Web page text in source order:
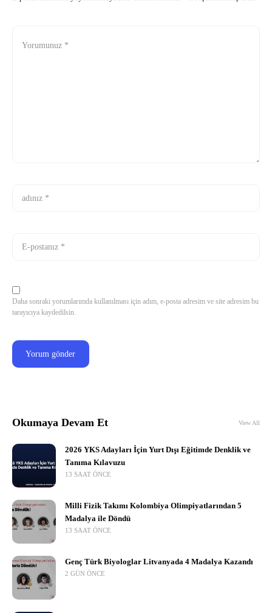
Daha sonraki yorumlarımda kullanılması için adım, e-posta adresim ve site adresim bu
tarayıcıya kaydedilsin.
Okumaya Devam Et View All
2026 YKS Adayları İçin Yurt Dışı Eğitimde Denklik ve
Tanıma Kılavuzu
13 SAAT ÖNCE
Milli Fizik Takımı Kolombiya Olimpiyatlarından 5
Madalya ile Döndü
13 SAAT ÖNCE
Genç Türk Biyologlar Litvanyada 4 Madalya Kazandı
2 GÜN ÖNCE